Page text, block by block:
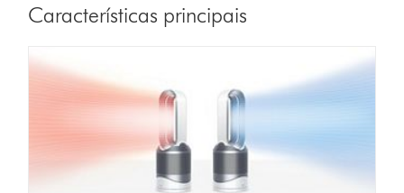
Características principais